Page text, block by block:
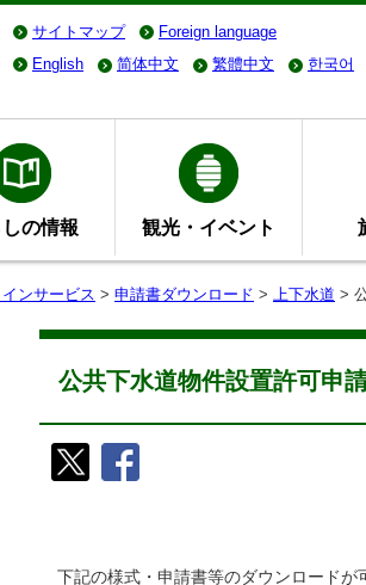
サイトマップ Foreign language
English
简体中文 繁體中文 한국어
しの情報 観光・イベント
ンサービス > 申請書ダウンロード > 上下水道 >
公共下水道物件設置許可申
下記の様式・申請書等のダウンロードが